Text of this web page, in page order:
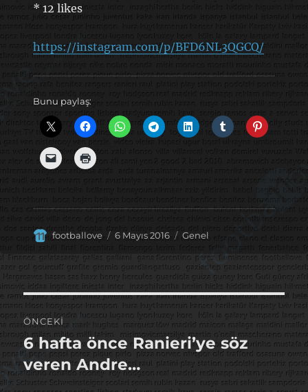
* 12 likes
https://instagram.com/p/BFD6NL3QGCQ/
Bunu paylaş:
Yazar
footballove
Yayın
6 Mayıs 2016 Kategoriler
Genel
Yazı
gezinmesi
ÖNCEKI
Önceki
yazı:
6 hafta önce Ranieri’ye söz
veren Andre…